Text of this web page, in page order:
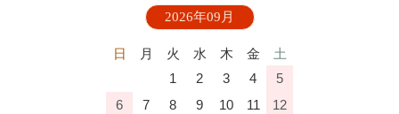
2026年09月
日 月 火 水 木 金
土
1
2 3 4
5
6
7 8 9 10 11
12